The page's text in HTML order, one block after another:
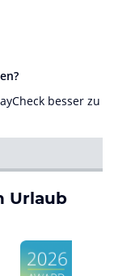
besser zu
Urlaub